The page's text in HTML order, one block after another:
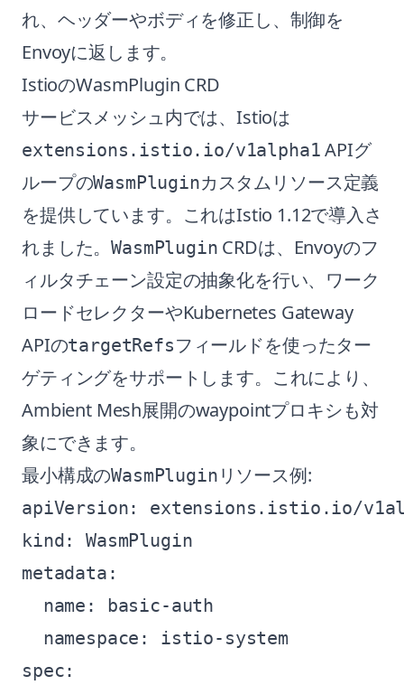
れ、ヘッダーやボディを修正し、制御を
Envoyに返します。
IstioのWasmPlugin CRD
サービスメッシュ内では、Istioは
extensions.istio.io/v1alpha1 APIグ
ループのWasmPluginカスタムリソース定義
を提供しています。これはIstio 1.12で導入さ
れました。WasmPlugin CRDは、Envoyのフ
ィルタチェーン設定の抽象化を行い、ワーク
ロードセレクターやKubernetes Gateway
APIのtargetRefsフィールドを使ったター
ゲティングをサポートします。これにより、
Ambient Mesh展開のwaypointプロキシも対
象にできます。
最小構成のWasmPlugin リソース例:
apiVersion: extensions.istio.io/
kind: WasmPlugin
metadata:
  name: basic-auth
  namespace: istio-system
spec: